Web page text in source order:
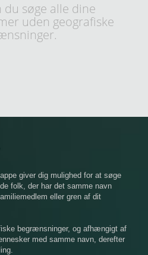
du søge alle dine
uden geografiske
giver dig mulighed for at søge
folk, der har det samme navn
eller gren af ​​dit
begrænsninger, og afhængigt af
med samme navn, derefter